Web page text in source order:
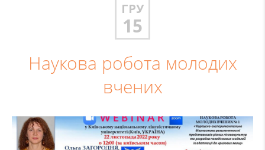
ГРУ
15
Наукова робота молодих
вчених